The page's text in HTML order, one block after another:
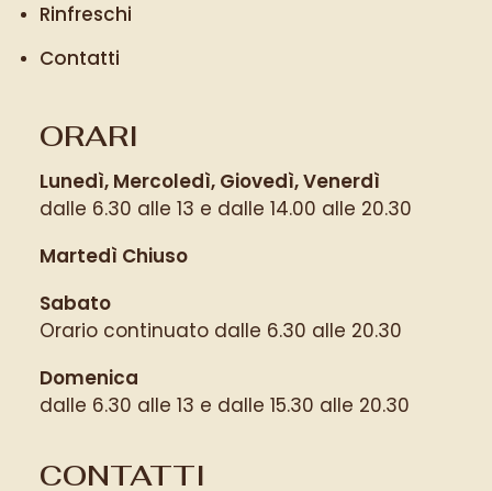
Rinfreschi
Contatti
ORARI
Lunedì, Mercoledì, Giovedì, Venerdì
dalle 6.30 alle 13 e dalle 14.00 alle 20.30
Martedì Chiuso
Sabato
Orario continuato dalle 6.30 alle 20.30
Domenica
dalle 6.30 alle 13 e dalle 15.30 alle 20.30
CONTATTI